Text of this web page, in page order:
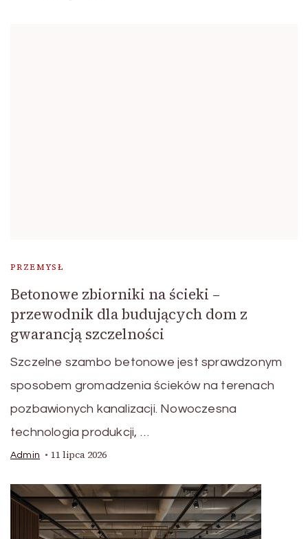
PRZEMYSŁ
Betonowe zbiorniki na ścieki –
przewodnik dla budujących dom z
gwarancją szczelności
Szczelne szambo betonowe jest sprawdzonym
sposobem gromadzenia ścieków na terenach
pozbawionych kanalizacji. Nowoczesna
technologia produkcji, …
Admin 11 lipca 2026